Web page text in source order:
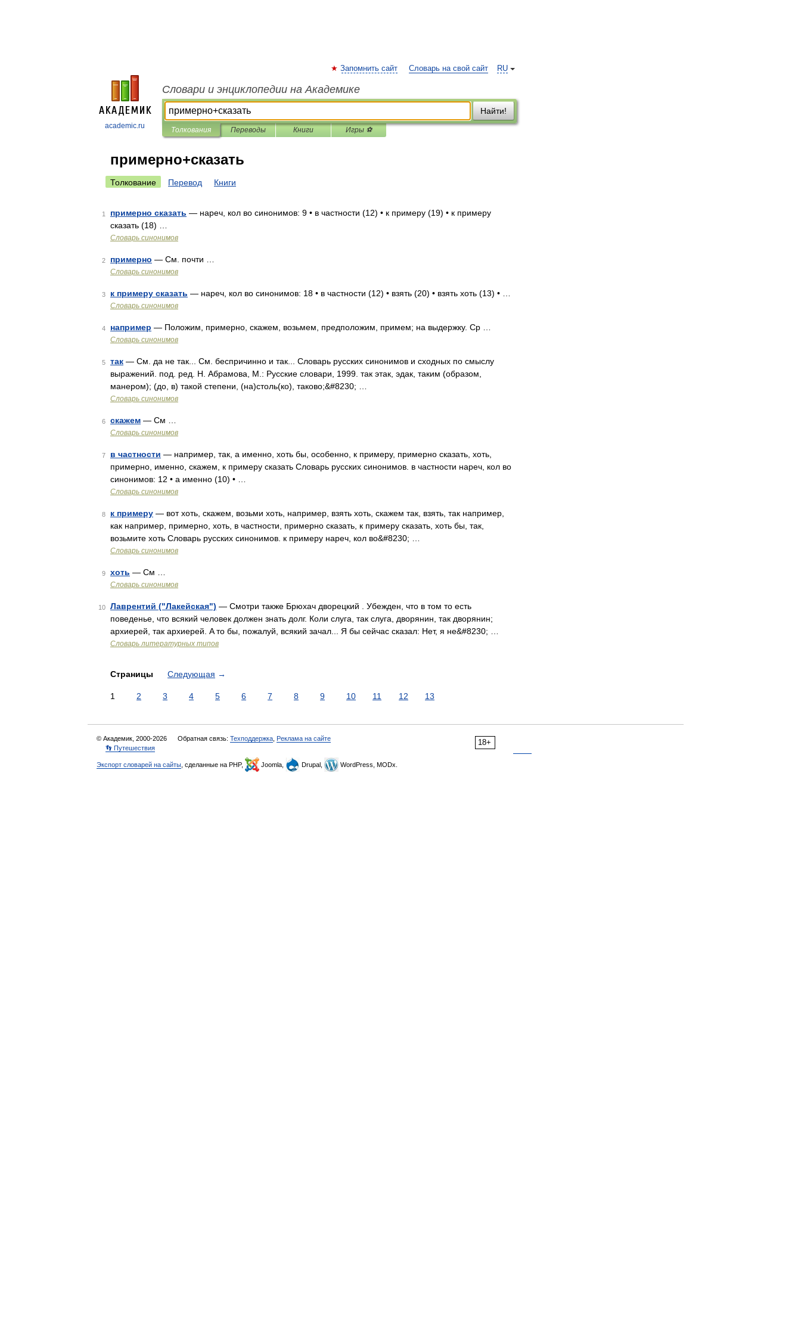
academic.ru
RU
Запомнить сайт Словарь на свой сайт
Словари и энциклопедии на Академике
Найти!
Толкования Переводы Книги Игры ⚽
примерно+сказать
Толкование Перевод Книги
1 примерно сказать — нареч, кол во синонимов: 9 • в частности (12) • к примеру (19) • к примеру
сказать (18) …
Словарь синонимов
2 примерно — См. почти …
Словарь синонимов
3 к примеру сказать — нареч, кол во синонимов: 18 • в частности (12) • взять (20) • взять хоть (13) • …
Словарь синонимов
4 например — Положим, примерно, скажем, возьмем, предположим, примем; на выдержку. Ср …
Словарь синонимов
5 так — См. да не так... См. беспричинно и так... Словарь русских синонимов и сходных по смыслу
выражений. под. ред. Н. Абрамова, М.: Русские словари, 1999. так этак, эдак, таким (образом,
манером); (до, в) такой степени, (на)столь(ко), таково;&#8230; …
Словарь синонимов
6 скажем — См …
Словарь синонимов
7 в частности — например, так, а именно, хоть бы, особенно, к примеру, примерно сказать, хоть,
примерно, именно, скажем, к примеру сказать Словарь русских синонимов. в частности нареч, кол во
синонимов: 12 • а именно (10) • …
Словарь синонимов
8 к примеру — вот хоть, скажем, возьми хоть, например, взять хоть, скажем так, взять, так например,
как например, примерно, хоть, в частности, примерно сказать, к примеру сказать, хоть бы, так,
возьмите хоть Словарь русских синонимов. к примеру нареч, кол во&#8230; …
Словарь синонимов
9 хоть — См …
Словарь синонимов
10 Лаврентий ("Лакейская") — Смотри также Брюхач дворецкий . Убежден, что в том то есть
поведенье, что всякий человек должен знать долг. Коли слуга, так слуга, дворянин, так дворянин;
архиерей, так архиерей. A то бы, пожалуй, всякий зачал... Я бы сейчас сказал: Нет, я не&#8230; …
Словарь литературных типов
Страницы Следующая →
1 2 3 4 5 6 7 8 9 10 11 12 13
18+
© Академик, 2000-2026 Обратная связь: Техподдержка Реклама на сайте
👣 Путешествия
Экспорт словарей на сайты , сделанные на PHP, Joomla, Drupal, WordPress, MODx.